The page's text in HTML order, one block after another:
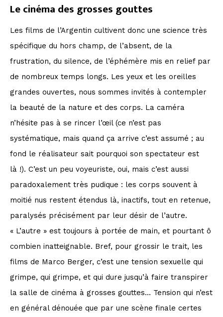
Le cinéma des grosses gouttes
Les films de l’Argentin cultivent donc une science très
spécifique du hors champ, de l’absent, de la
frustration, du silence, de l’éphémère mis en relief par
de nombreux temps longs. Les yeux et les oreilles
grandes ouvertes, nous sommes invités à contempler
la beauté de la nature et des corps. La caméra
n’hésite pas à se rincer l’œil (ce n’est pas
systématique, mais quand ça arrive c’est assumé ; au
fond le réalisateur sait pourquoi son spectateur est
là !). C’est un peu voyeuriste, oui, mais c’est aussi
paradoxalement très pudique : les corps souvent à
moitié nus restent étendus là, inactifs, tout en retenue,
paralysés précisément par leur désir de l’autre.
« L’autre » est toujours à portée de main, et pourtant ô
combien inatteignable. Bref, pour grossir le trait, les
films de Marco Berger, c’est une tension sexuelle qui
grimpe, qui grimpe, et qui dure jusqu’à faire transpirer
la salle de cinéma à grosses gouttes… Tension qui n’est
en général dénouée que par une scène finale certes